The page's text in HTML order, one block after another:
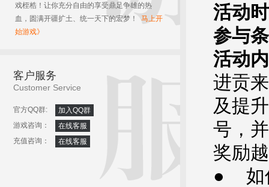
戏桎梏！让你充分自由的享受鼎足争雄的热
血，圆满开疆扩土、统一天下的宏梦！ 马上开
始游戏》
客户服务
Customer Service
官方QQ群:
加入QQ群
游戏咨询：
在线客服
充值咨询：
在线客服
活动
参与
活动
进贡
及提
号，
奖励
● 如